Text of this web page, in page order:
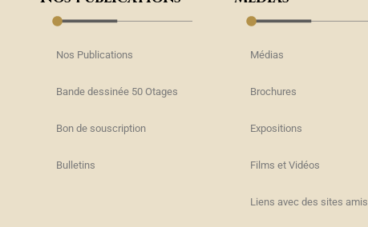
Nos Publications
Bande dessinée 50 Otages
Bon de souscription
Bulletins
Médias
Brochures
Expositions
Films et Vidéos
Liens avec des sites amis